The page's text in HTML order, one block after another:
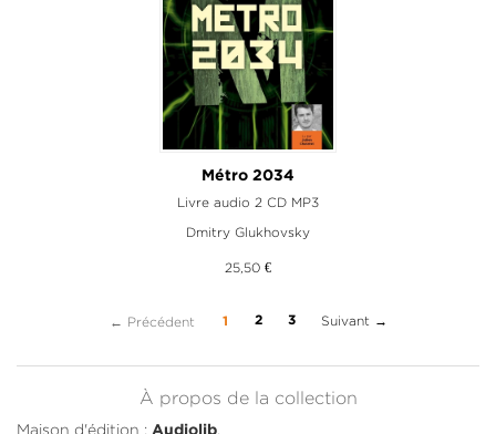
Métro 2034
Livre audio 2 CD MP3
Dmitry Glukhovsky
25,50 €
← Précédent 1 (current)
2 3 Suivant →
À propos de la collection
Maison d'édition : Audiolib.